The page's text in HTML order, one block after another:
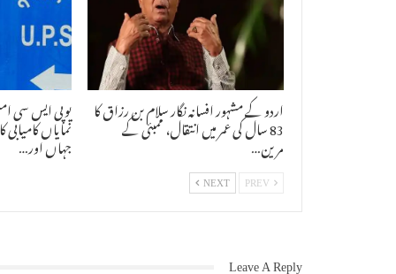
اردو کے مشہور افسانہ نگار سلام بن رزاق کا
83 سال کی عمر میں انتقال، ممبئی کے
مرین…
یوپی ایس سی
نمایاں
جہاں اور…
NEXT
Leave A Reply